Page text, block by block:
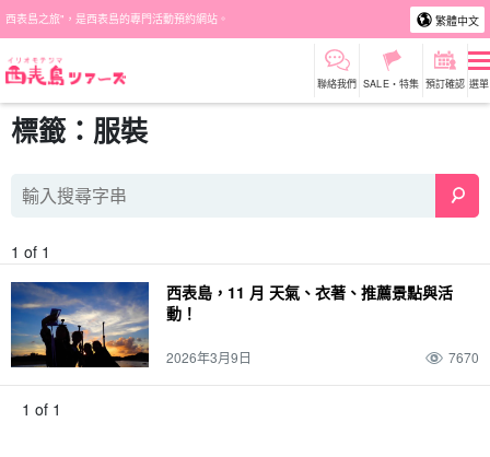
西表島之旅"，是西表島的專門活動預約網站。 繁體中文
聯絡我們 SALE・特集 預訂確認 選單
標籤：服裝
1 of 1
西表島，11 月 天氣、衣著、推薦景點與活
動！
2026年3月9日 7670
1 of 1